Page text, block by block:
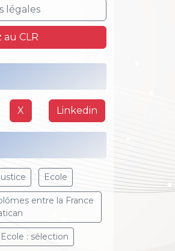
légales
CLR
X Linkedin
Ecole
entre la France
Ecole : sélection